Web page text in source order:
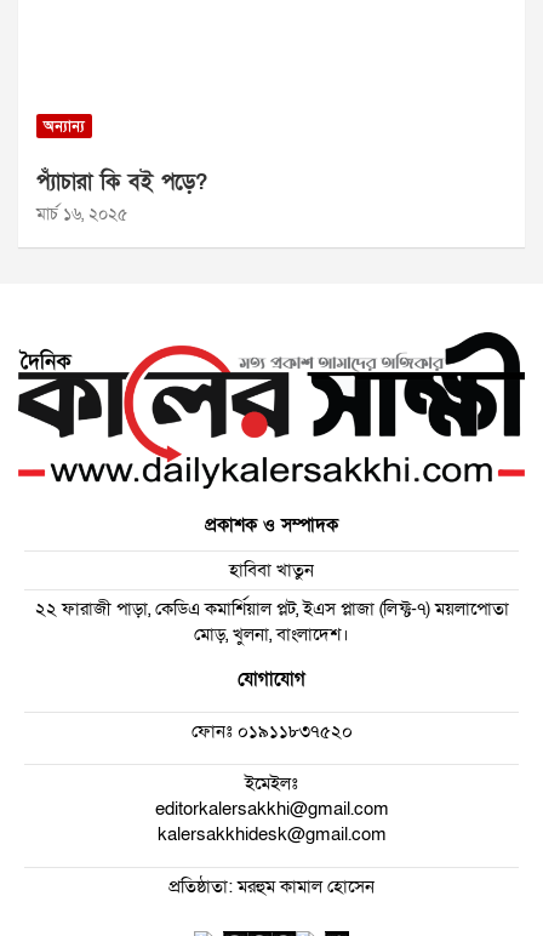
অন্যান্য
প্যাঁচারা কি বই পড়ে?
মার্চ ১৬, ২০২৫
প্রকাশক ও সম্পাদক
হাবিবা খাতুন
২২ ফারাজী পাড়া, কেডিএ কমার্শিয়াল প্লট, ইএস প্লাজা (লিফ্ট-৭) ময়লাপোতা
মোড়, খুলনা, বাংলাদেশ।
যোগাযোগ
ফোনঃ০১৯১১৮৩৭৫২০
ইমেইলঃ
editorkalersakkhi@gmail.com
kalersakkhidesk@gmail.com
প্রতিষ্ঠাতা: মরহুম কামাল হোসেন